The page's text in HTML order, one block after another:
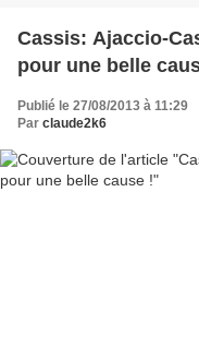
Cassis: Ajaccio-
pour une belle
Publié le 27/08/2013 à 11:29
Par claude2k6